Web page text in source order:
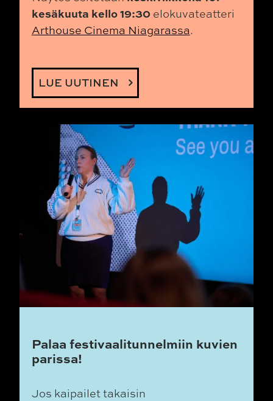
kesäkuuta kello 19:30 elokuvateatteri
Arthouse Cinema Niagarassa.
LUE UUTINEN
Palaa festivaalitunnelmiin kuvien
parissa!
Jos kaipailet takaisin